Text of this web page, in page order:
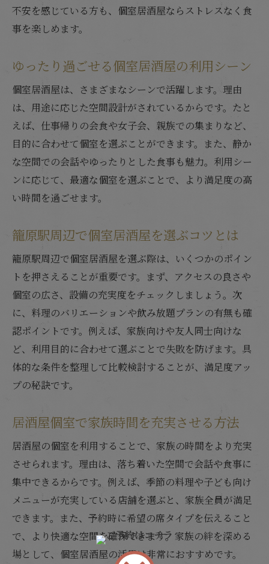
不安を感じている方も、個室居酒屋ならストレスなく食
事を楽しめます。
ゆったり過ごせる個室居酒屋の利用シーン
個室居酒屋は、さまざまなシーンで活躍します。理由
は、用途に応じた空間設計がされているからです。たと
えば、仕事帰りの会食や女子会、親族での集まりなど、
目的に合わせて個室を選ぶことができます。また、静か
な空間での会話やゆったりとした食事も魅力。利用シー
ンに応じて、最適な個室を選ぶことで、より満足度の高
い時間を過ごせます。
籠原駅周辺で個室居酒屋を選ぶコツとは
籠原駅周辺で個室居酒屋を選ぶ際は、いくつかのポイン
トを押さえることが重要です。まず、アクセスの良さや
個室の広さ、設備の充実度をチェックしましょう。次
に、料理のバリエーションや飲み放題プランの有無も確
認ポイントです。例えば、家族向けや友人同士向けな
ど、利用目的に合わせて選ぶことで失敗を防げます。具
体的な条件を整理して比較検討することが、満足度アッ
プの秘訣です。
居酒屋個室で家族時間を充実させる方法
居酒屋の個室を利用することで、家族の時間をより充実
させられます。理由は、落ち着いた空間で会話や食事に
集中できるからです。例えば、季節の料理や子ども向け
メニューが充実している店舗を選ぶと、家族全員が満足
できます。また、予約時に希望の席タイプを伝えること
で、より快適な空間を確保できます。家族の絆を深める
場として、個室居酒屋の活用は非常におすすめです。